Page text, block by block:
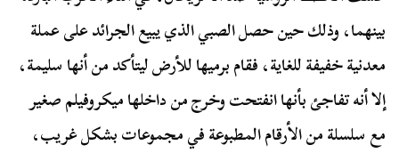
بينهما، وذلك حين حصل الصبي الذي يبيع الجرائد على عملة
معدنية خفيفة للغاية، فقام برميها للأرض ليتأكد من أنها سليمة،
إلا أنه تفاجئ بأنها انفتحت وخرج من داخلها ميكروفيلم صغير
مع سلسلة من الأرقام المطبوعة في مجموعات بشكل غريب،